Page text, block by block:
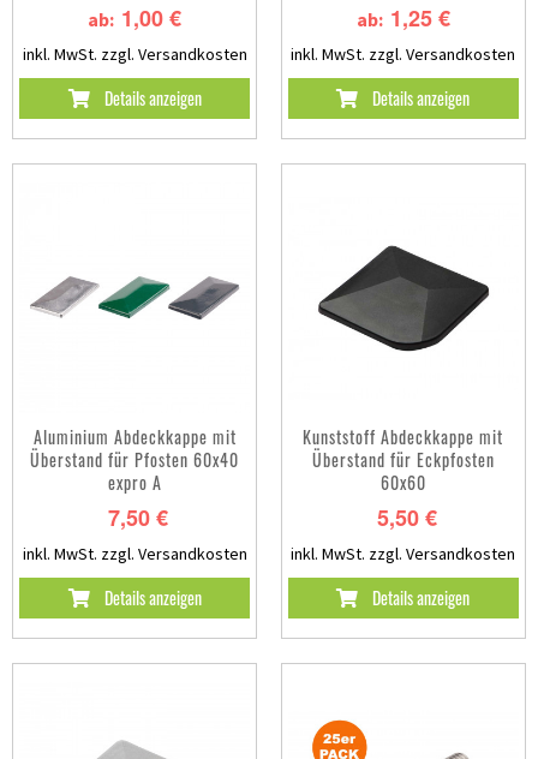
ab: 1,00 €
inkl. MwSt. zzgl. Versandkosten
Details anzeigen
ab: 1,25 €
inkl. MwSt. zzgl. Versandkosten
Details anzeigen
Aluminium Abdeckkappe mit
Überstand für Pfosten 60x40
expro A
7,50 €
inkl. MwSt. zzgl. Versandkosten
Details anzeigen
Kunststoff Abdeckkappe mit
Überstand für Eckpfosten
60x60
5,50 €
inkl. MwSt. zzgl. Versandkosten
Details anzeigen